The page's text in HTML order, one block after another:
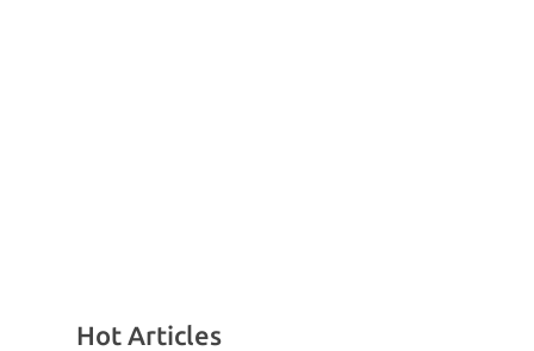
Hot Articles